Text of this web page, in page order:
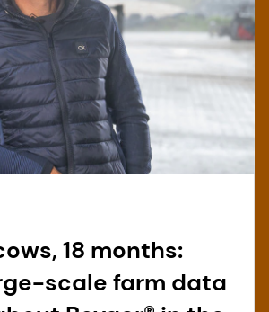
18 months:
scale farm data